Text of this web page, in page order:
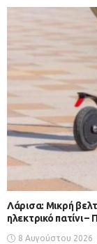
Λάρισα: Μικρή
ηλεκτρικό πατίνι
8 Αυγούστου 2026